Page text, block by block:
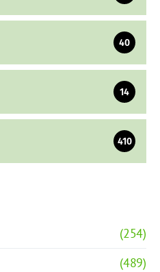
40
14
410
(254)
(489)